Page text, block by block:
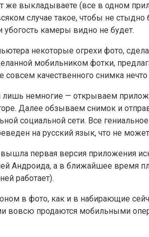
же выкладываете (все в одном
случае такое, чтобы не
камеры видно не будет.
некоторые огрехи фото,
мобильником фотки,
совсем качественного снимка
лишь немногие — открываем
Далее обзываем снимок и
социальной сети. Все
на русский язык, что не
вышла первая версия приложения
Андроида, а в ближайшее время
работает).
в фото, как и в набирающие
вовсю продаются мобильными